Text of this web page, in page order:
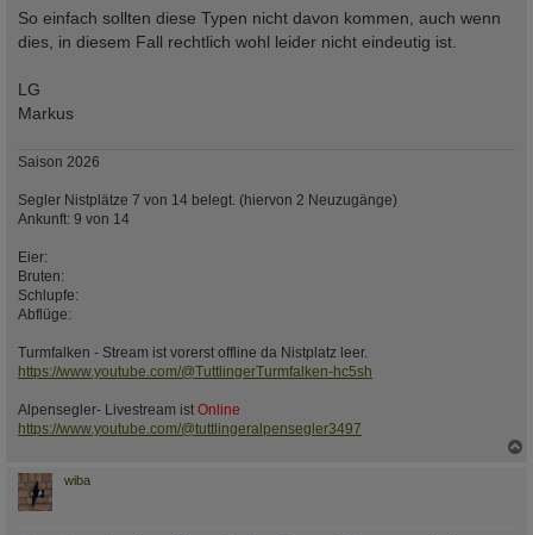
So einfach sollten diese Typen nicht davon kommen, auch wenn
dies, in diesem Fall rechtlich wohl leider nicht eindeutig ist.
LG
Markus
Saison 2026
Segler Nistplätze 7 von 14 belegt. (hiervon 2 Neuzugänge)
Ankunft: 9 von 14
Eier:
Bruten:
Schlupfe:
Abflüge:
Turmfalken - Stream ist vorerst offline da Nistplatz leer.
https://www.youtube.com/@TuttlingerTurmfalken-hc5sh
Alpensegler- Livestream ist Online
https://www.youtube.com/@tuttlingeralpensegler3497
wiba